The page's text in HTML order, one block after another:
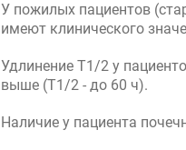
У пожилых пациентов
имеют клинического
Удлинение T1/2 у
выше (T1/2 - до 60 ч).
Наличие у пациента